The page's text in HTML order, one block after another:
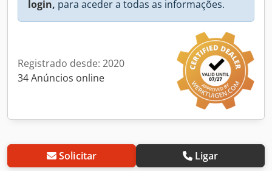
login, para aceder a todas as informações.
Registrado desde: 2020
34 Anúncios online
Solicitar Ligar